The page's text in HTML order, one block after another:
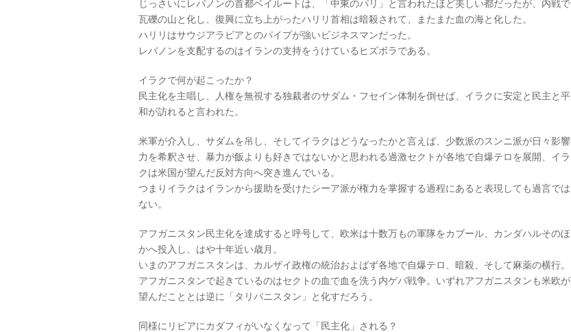
じっさいにレバノンの首都ベイルートは、「中東のパリ」と言われたほど美しい都だったが、内戦で
瓦礫の山と化し、復興に立ち上がったハリリ首相は暗殺されて、またまた血の海と化した。
ハリリはサウジアラビアとのパイプが強いビジネスマンだった。
レバノンを支配するのはイランの支持をうけているヒズボラである。
イラクで何が起こったか？
民主化を主唱し、人権を無視する独裁者のサダム・フセイン体制を倒せば、イラクに安定と民主と平
和が訪れると言われた。
米軍が介入し、サダムを吊し、そしてイラクはどうなったかと言えば、少数派のスンニ派が日々影響
力を希釈させ、暴力が飯よりも好きではないかと思われる過激セクトが各地で自爆テロを展開、イラ
クは米国が望んだ反対方向へ突き進んでいる。
つまりイラクはイランから援助を受けたシーア派が権力を掌握する過程にあると表現しても過言では
ない。
アフガニスタン民主化を達成すると呼号して、欧米は十数万もの軍隊をカブール、カンダハルそのほ
かへ投入し、はや十年近い歳月。
いまのアフガニスタンは、カルザイ政権の統治およばず各地で自爆テロ、暗殺、そして麻薬の横行。
アフガニスタンで起きているのはセクトの血で血を洗う内ゲバ戦争。いずれアフガニスタンも米欧が
望んだこととは逆に「タリバニスタン」と化すだろう。
同様にリビアにカダフィがいなくなって「民主化」される？